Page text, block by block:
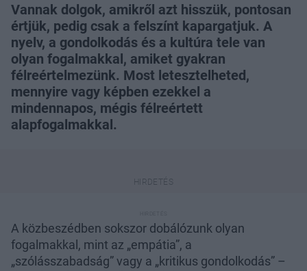
Vannak dolgok, amikről azt hisszük, pontosan
értjük, pedig csak a felszínt kapargatjuk. A
nyelv, a gondolkodás és a kultúra tele van
olyan fogalmakkal, amiket gyakran
félreértelmezünk. Most letesztelheted,
mennyire vagy képben ezekkel a
mindennapos, mégis félreértett
alapfogalmakkal.
A közbeszédben sokszor dobálózunk olyan
fogalmakkal, mint az „empátia”, a
„szólásszabadság” vagy a „kritikus gondolkodás” –